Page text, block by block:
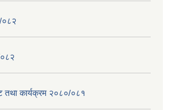
०८२
तथा कार्यक्रम २०८०/०८१